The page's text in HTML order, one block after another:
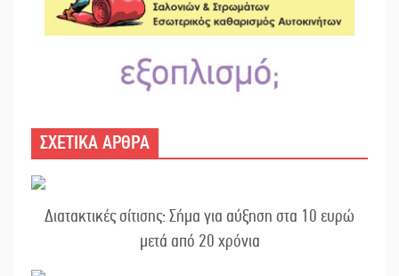
ΣΧΕΤΙΚΑ ΑΡΘΡΑ
Διατακτικές σίτισης: Σήμα για αύξηση στα 10 ευρώ
μετά από 20 χρόνια